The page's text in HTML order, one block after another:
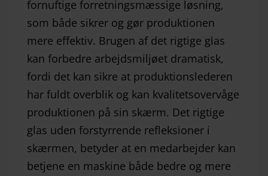
fornuftige forretningsmæssige løsning,
som både sikrer og gør produktionen
mere effektiv. Brugen af det rigtige glas
kan forbedre arbejdsmiljøet dramatisk,
fordi det kan sikre at produktionslederen
har fuldt overblik og kan kvalitetsovervåge
produktionen på sin skærm. Det rigtige
glas uden forstyrrende refleksioner i
skærmen, betyder at en medarbejder kan
betjene en maskine både bedre og mere